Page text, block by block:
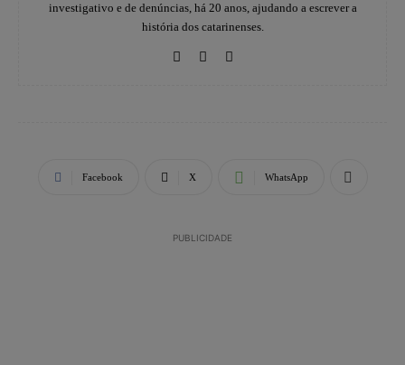
investigativo e de denúncias, há 20 anos, ajudando a escrever a
história dos catarinenses.
Facebook X WhatsApp
PUBLICIDADE